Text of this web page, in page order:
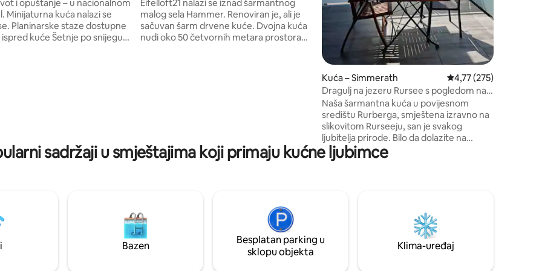
i opuštanje – u nacionalnom
Minijaturna kuća nalazi se
Planinarske staze dostupne
kuće Šetnje po snijegu i
Eifelloft21 nalazi se iznad šarmantnog
malog sela Hammer. Renoviran je, ali je
sačuvan šarm drvene kuće. Dvojna kuća
nudi oko 50 četvornih metara prostora
Kuća – Simmerath Prosječna ocjena:
4,77 (275)
Dragulj na jezeru Rursee s pogledom na
jezero u srcu Rurberga
Naša šarmantna kuća u povijesnom
središtu Rurberga, smještena izravno na
slikovitom Rurseeju, san je svakog
ljubitelja prirode. Bilo da dolazite na
planinarenje, vožnju biciklom, jedrenje ili
jednostavno uživanje u tišini, zadivljujuća
sobom. Vaše idilično iskustvo započinje
sadržaji u smještajima koji primaju kućne ljubimce
Bazen
Besplatan parking u
sklopu objekta
Klima-uređaj